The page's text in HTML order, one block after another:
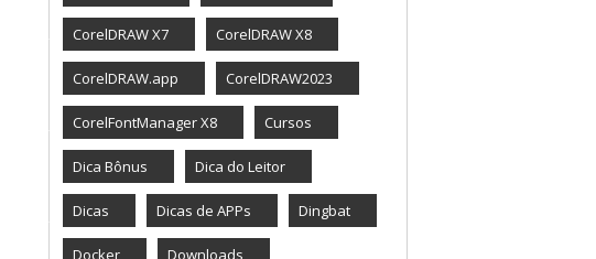
CorelDRAW X7 CorelDRAW X8
CorelDRAW.app CorelDRAW2023
CorelFontManager X8 Cursos
Dica Bônus Dica do Leitor
Dicas Dicas de APPs Dingbat
Docker Downloads